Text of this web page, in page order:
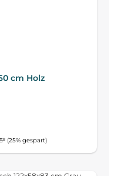
cm Holz
(25% gespart)